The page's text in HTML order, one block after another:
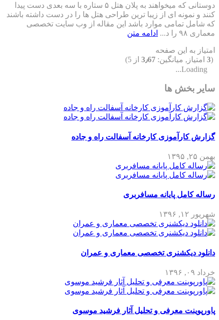
دوستانی که میخواهند به پلان هتل ۵ ستاره با سه بعدی دست پیدا
کنند و نمونه ای از زیبا ترین طراحی هتل ها را در دست داشته باشند
که شامل تمامی موارد باشد این مقاله از وب سایت تخصصی
معماری ۹۸ را د...
ادامه متن
امتیاز به این صفحه
(
3 امتیاز, میانگین: 3٫67 از 5)
Loading...
سایر بخش ها
گزارش کارآموزی کارخانه آسفالت راه و جاده
بهمن ۲۵, ۱۳۹۵
رساله کامل پایانه مسافربری
شهریور ۱۲, ۱۳۹۶
دانلود دیکشنری تخصصی معماری و عمران
خرداد ۰۹, ۱۳۹۶
پاورپوینت معرفی و تحلیل آثار فرشید موسوی